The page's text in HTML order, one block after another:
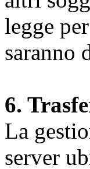
legge
saranno
6.
La
server